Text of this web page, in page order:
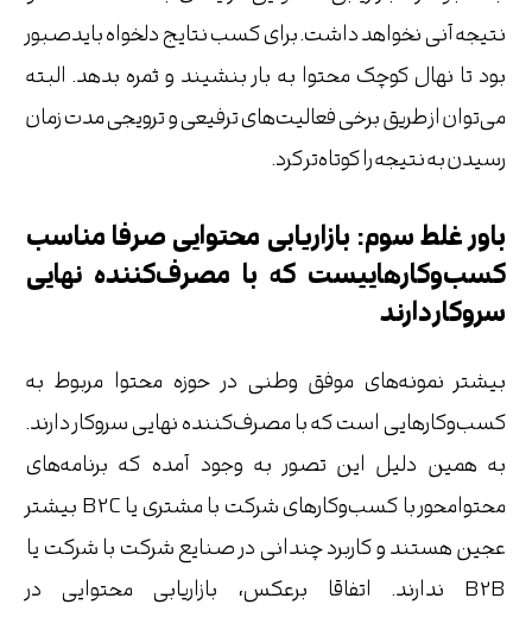
نتیجه آنی نخواهد داشت. برای کسب نتایج دلخواه بایدصبور
بود تا نهال کوچک محتوا به بار بنشیند و ثمره بدهد. البته
می‌توان از طریق برخی فعالیت‌های ترفیعی و ترویجی مدت زمان
رسیدن به نتیجه را کوتاه‌تر کرد.
باور غلط سوم: بازاریابی محتوایی صرفا مناسب
کسب‌وکارهاییست که با مصرف‌کننده نهایی
سروکار دارند
بیشتر نمونه‌های موفق وطنی در حوزه محتوا مربوط به
کسب‌وکارهایی است که با مصرف‌کننده نهایی سروکار دارند.
به همین دلیل این تصور به وجود آمده که برنامه‌های
محتوامحور با کسب‌وکارهای شرکت با مشتری یا B2C بیشتر
عجین هستند و کاربرد چندانی در صنایع شرکت با شرکت یا
B2B ندارند. اتفاقا برعکس، بازاریابی محتوایی در